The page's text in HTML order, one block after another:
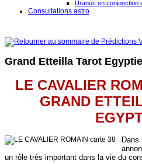
Uranus en conjonction
Consultations astro
Grand Etteilla Tarot
LE CAVALIER
GRAND
Dans
un rôle très important dans la vie du